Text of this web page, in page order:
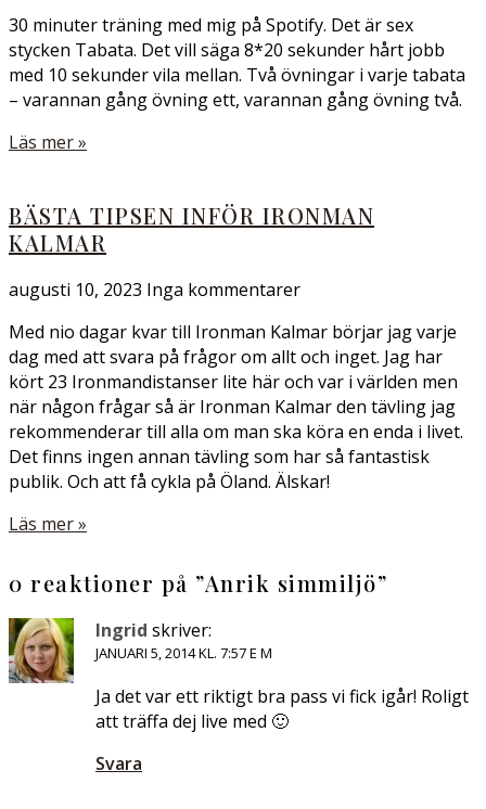
30 minuter träning med mig på Spotify. Det är sex
stycken Tabata. Det vill säga 8*20 sekunder hårt jobb
med 10 sekunder vila mellan. Två övningar i varje tabata
– varannan gång övning ett, varannan gång övning två.
Läs mer »
BÄSTA TIPSEN INFÖR IRONMAN
KALMAR
augusti 10, 2023 Inga kommentarer
Med nio dagar kvar till Ironman Kalmar börjar jag varje
dag med att svara på frågor om allt och inget. Jag har
kört 23 Ironmandistanser lite här och var i världen men
när någon frågar så är Ironman Kalmar den tävling jag
rekommenderar till alla om man ska köra en enda i livet.
Det finns ingen annan tävling som har så fantastisk
publik. Och att få cykla på Öland. Älskar!
Läs mer »
0 reaktioner på ”Anrik simmiljö”
Ingrid skriver:
JANUARI 5, 2014 KL. 7:57 E M
Ja det var ett riktigt bra pass vi fick igår! Roligt
att träffa dej live med 🙂
Svara